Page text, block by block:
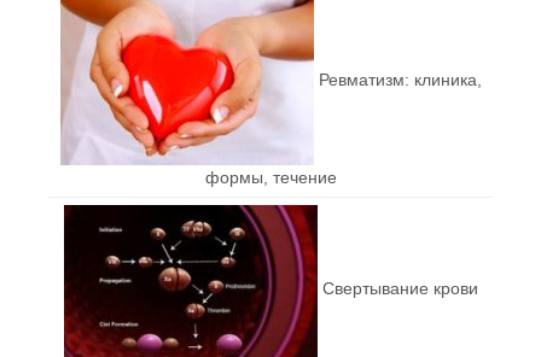
Ревматизм: клиника,
формы, течение
Свертывание крови